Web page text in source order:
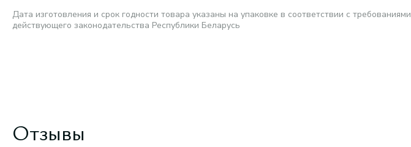
Дата изготовления и срок годности товара указаны на упаковке в соответствии с требованиями
действующего законодательства Республики Беларусь
Отзывы